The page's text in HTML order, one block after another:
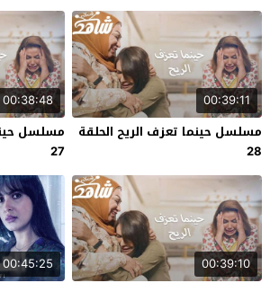
00:39:11
مسلسل حينما تعزف الريح الحلقة
28
00:38:48
مسلسل
27
00:39:10
00:45:25